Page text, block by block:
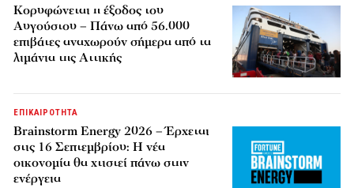
Κορυφώνεται η έξοδος του
Αυγούστου – Πάνω από 56.000
επιβάτες αναχωρούν σήμερα από τα
λιμάνια της Αττικής
ΕΠΙΚΑΙΡΟΤΗΤΑ
Brainstorm Energy 2026 – Έρχεται
στις 16 Σεπτεμβρίου: Η νέα
οικονομία θα χτιστεί πάνω στην
ενέργεια